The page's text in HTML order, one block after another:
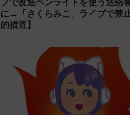
ブで改造ペンライトを使う迷惑
に→「さくらみこ」ライブで禁
的措置】